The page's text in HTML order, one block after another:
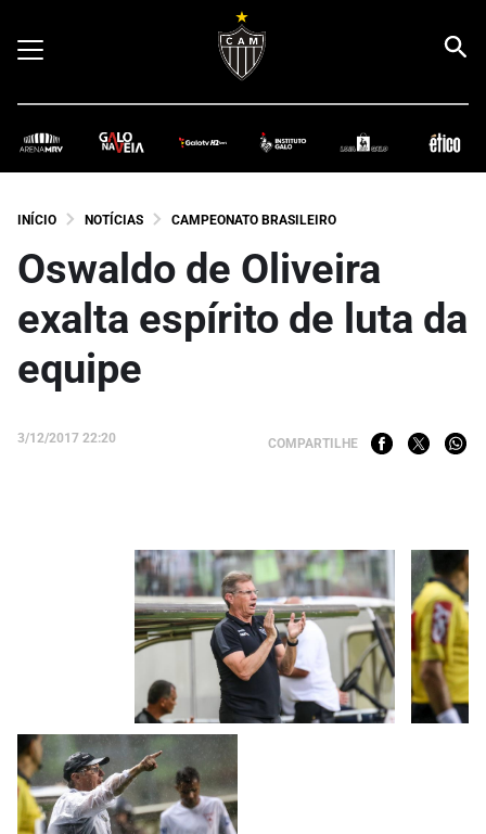
INÍCIO NOTÍCIAS CAMPEONATO BRASILEIRO
Oswaldo de Oliveira
exalta espírito de luta da
equipe
3/12/2017 22:20 COMPARTILHE